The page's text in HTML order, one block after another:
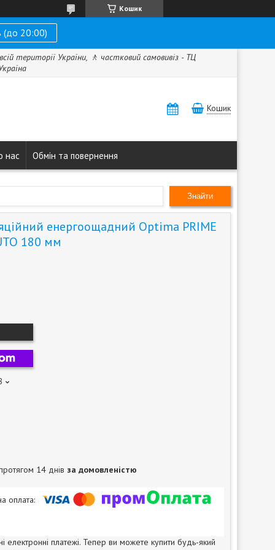
Кошик
(до 20:00)
території України, 🚶 частковий самовивіз - ТЦ
Кошик
нас Обмін та повернення
Знайти
енергоощадний Optima PRIME
180 мм
14 днів за домовленістю
електронні платежі. Тепер ви можете купити будь-який